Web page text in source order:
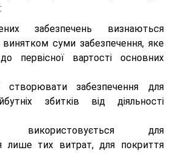
забезпечень визнаються
суми забезпечення, яке
первісної вартості основних
створювати забезпечення для
збитків від діяльності
використовується для
лише тих витрат, для покриття